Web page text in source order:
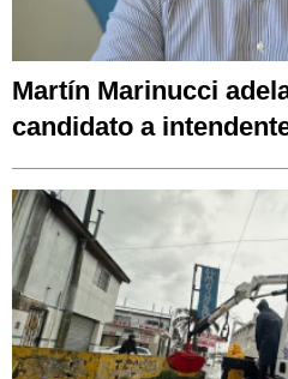
Martín Marinucci
candidato a